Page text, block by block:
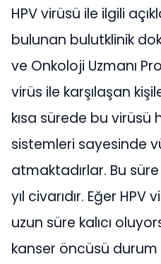
HPV virüsü ile ilgili
bulunan bulutklinik
ve Onkoloji Uzmanı
virüs ile karşılaşan
kısa sürede bu virüsü
sistemleri sayesinde
atmaktadırlar. Bu
yıl civarıdır. Eğer
uzun süre kalıcı
kanser öncüsü